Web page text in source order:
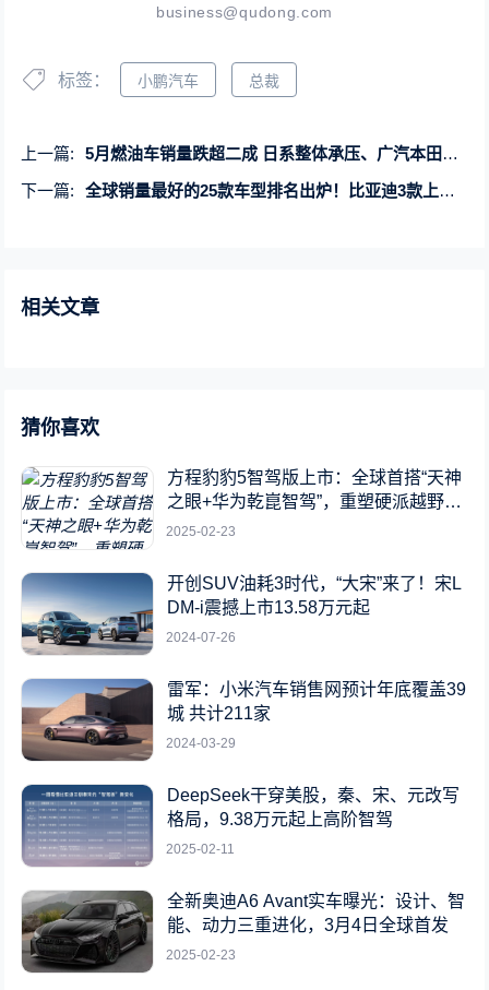
business@qudong.com
标签： 小鹏汽车 总裁
上一篇:
5月燃油车销量跌超二成 日系整体承压、广汽本田接近“腰斩
下一篇:
全球销量最好的25款车型排名出炉！比亚迪3款上榜 特斯拉Model Y第一
相关文章
猜你喜欢
方程豹豹5智驾版上市：全球首搭“天神
之眼+华为乾崑智驾”，重塑硬派越野新
标杆
2025-02-23
开创SUV油耗3时代，“大宋”来了！宋L
DM-i震撼上市13.58万元起
2024-07-26
雷军：小米汽车销售网预计年底覆盖39
城 共计211家
2024-03-29
DeepSeek干穿美股，秦、宋、元改写
格局，9.38万元起上高阶智驾
2025-02-11
全新奥迪A6 Avant实车曝光：设计、智
能、动力三重进化，3月4日全球首发
2025-02-23